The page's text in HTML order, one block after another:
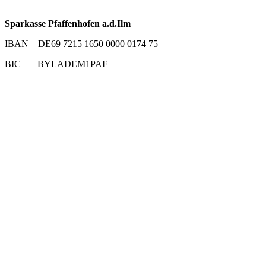
Sparkasse Pfaffenhofen a.d.Ilm
IBAN DE69 7215 1650 0000 0174 75
BIC BYLADEM1PAF